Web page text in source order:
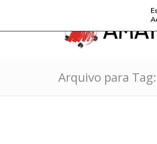
Arquivo para